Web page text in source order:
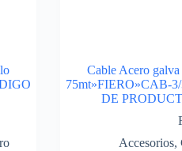
Cable Acero
75mt»FIERO»CAB-
DE
Accesorios,